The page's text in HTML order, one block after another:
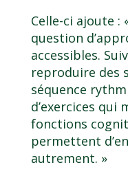
Celle-ci ajoute :
question
accessibles.
reproduire des
séquence
d’exercices qui
fonctions
permettent
autrement. »